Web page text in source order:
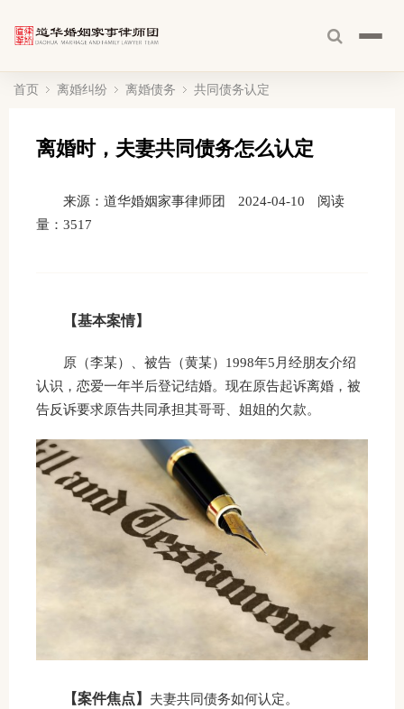
首页 离婚纠纷 离婚债务 共同债务认定
离婚时，夫妻共同债务怎么认定
来源：道华婚姻家事律师团 2024-04-10
阅读
量： 3517
【基本案情】
原（李某）、被告（黄某）1998年5月经朋友介绍
认识，恋爱一年半后登记结婚。现在原告起诉离婚，被
告反诉要求原告共同承担其哥哥、姐姐的欠款。
【案件焦点】 夫妻共同债务如何认定。